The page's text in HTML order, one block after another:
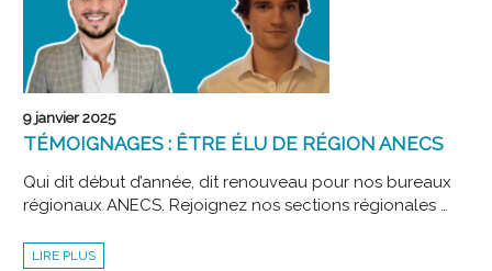
9 janvier 2025
TÉMOIGNAGES : ÊTRE ÉLU DE RÉGION ANECS
Qui dit début d’année, dit renouveau pour nos bureaux
régionaux ANECS. Rejoignez nos sections régionales …
TÉMOIGNAGES
:LIRE PLUS